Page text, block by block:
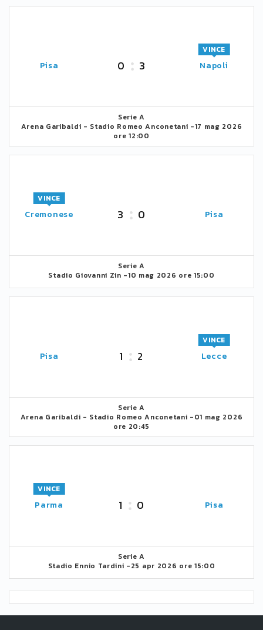
Pisa 0 3 Napoli
VINCE
Serie A
Arena Garibaldi - Stadio Romeo Anconetani -17 mag 2026
ore 12:00
Cremonese
VINCE
3 0 Pisa
Serie A
Stadio Giovanni Zin -10 mag 2026 ore 15:00
Pisa 1 2 Lecce
VINCE
Serie A
Arena Garibaldi - Stadio Romeo Anconetani -01 mag 2026
ore 20:45
Parma
VINCE
1 0 Pisa
Serie A
Stadio Ennio Tardini -25 apr 2026 ore 15:00